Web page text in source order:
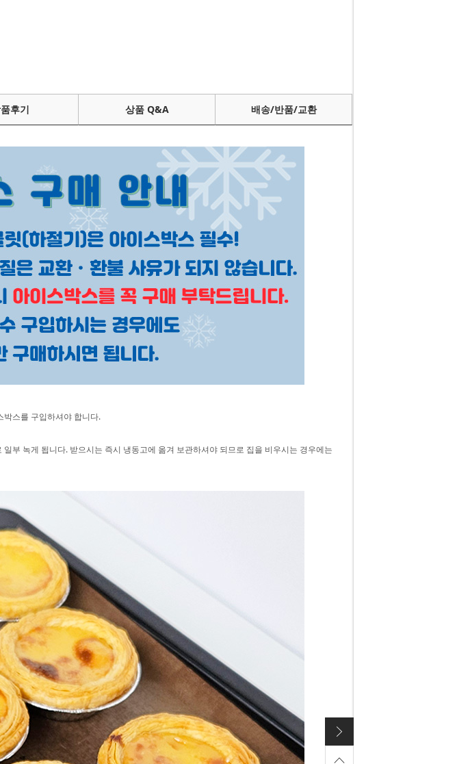
PAYCO 바로구매
후기 상품 Q&A 배송/반품/교환
스를 구입하셔야 합니다.
부 녹게 됩니다. 받으시는 즉시 냉동고에 옮겨 보관하셔야 되므로 집을 비우시는 경우에는